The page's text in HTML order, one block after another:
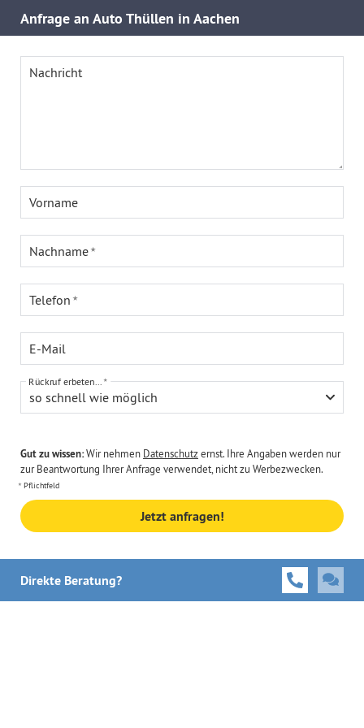
Anfrage an Auto Thüllen in Aachen
Nachricht
Vorname
Nachname
Telefon
E-Mail
so schnell wie möglich
Rückruf erbeten...
Gut zu wissen:Wir nehmen Datenschutzernst. Ihre Angaben werden nur
zur Beantwortung Ihrer Anfrage verwendet, nicht zu Werbezwecken.
Pflichtfeld
Jetzt anfragen!
Direkte Beratung?